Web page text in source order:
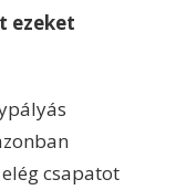
ezeket
csapatot